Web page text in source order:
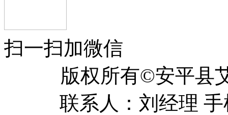
扫一扫加微信
版权所有©安平
联系人：刘经理 手